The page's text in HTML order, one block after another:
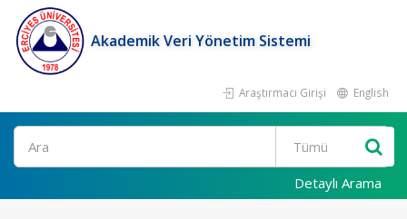
Akademik Veri Yönetim Sistemi
Araştırmacı Girişi English
Ara
Detaylı Arama